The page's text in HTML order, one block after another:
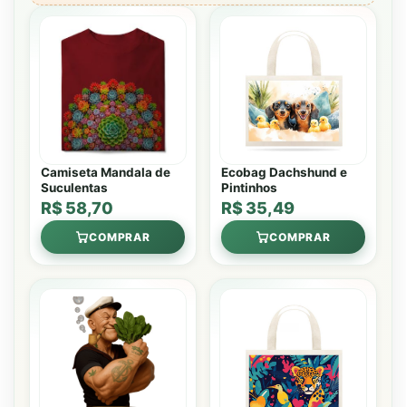
Camiseta Mandala de
Suculentas
R$ 58,70
COMPRAR
Ecobag Dachshund e
Pintinhos
R$ 35,49
COMPRAR